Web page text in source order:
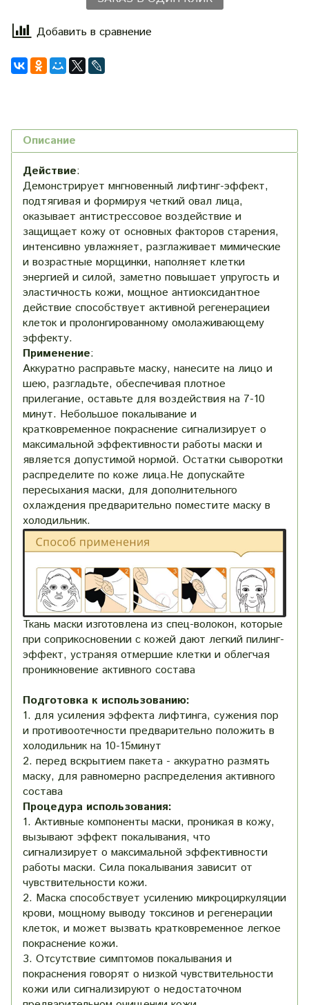
Добавить в сравнение
Описание
Действие:
Демонстрирует мнгновенный лифтинг-эффект,
подтягивая и формируя четкий овал лица,
оказывает антистрессовое воздействие и
защищает кожу от основных факторов старения,
интенсивно увлажняет, разглаживает мимические
и возрастные морщинки, наполняет клетки
энергией и силой, заметно повышает упругость и
эластичность кожи, мощное антиоксидантное
действие способствует активной регенерациеи
клеток и пролонгированному омолаживающему
эффекту.
Применение:
Аккуратно расправьте маску, нанесите на лицо и
шею, разгладьте, обеспечивая плотное
прилегание, оставьте для воздействия на 7-10
минут. Небольшое покалывание и
кратковременное покраснение сигнализирует о
максимальной эффективности работы маски и
является допустимой нормой. Остатки сыворотки
распределите по коже лица.Не допускайте
пересыхания маски, для дополнительного
охлаждения предварительно поместите маску в
холодильник.
Ткань маски изготовлена из спец-волокон, которые
при соприкосновении с кожей дают легкий пилинг-
эффект, устраняя отмершие клетки и облегчая
проникновение активного состава
Подготовка к использованию:
1. для усиления эффекта лифтинга, сужения пор
и противоотечности предварительно положить в
холодильник на 10-15минут
2. перед вскрытием пакета - аккуратно размять
маску, для равномерно распределения активного
состава
Процедура использования:
1. Активные компоненты маски, проникая в кожу,
вызывают эффект покалывания, что
сигнализирует о максимальной эффективности
работы маски. Сила покалывания зависит от
чувствительности кожи.
2. Маска способствует усилению микроциркуляции
крови, мощному выводу токсинов и регенерации
клеток, и может вызвать кратковременное легкое
покраснение кожи.
3. Отсутствие симптомов покалывания и
покраснения говорят о низкой чувствительности
кожи или сигнализируют о недостаточном